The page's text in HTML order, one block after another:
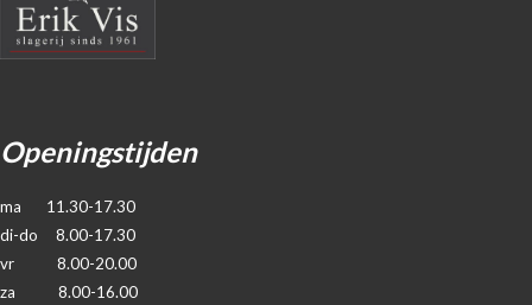
Openingstijden
ma 11.30-17.30
di-do 8.00-17.30
vr 8.00-20.00
za 8.00-16.00